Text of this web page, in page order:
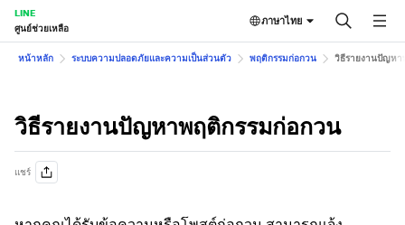
LINE
ศูนย์ช่วยเหลือ
ภาษาไทย
หน้าหลัก ระบบความปลอดภัยและความเป็นส่วนตัว พฤติกรรมก่อกวน วิธีรายงานปัญห
วิธีรายงานปัญหาพฤติกรรมก่อกวน
แชร์